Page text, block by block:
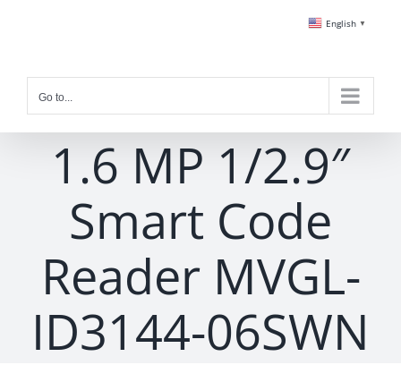
Go to...
1.6 MP 1/2.9″
Smart Code
Reader MVGL-
ID3144-06SWN
English ▼